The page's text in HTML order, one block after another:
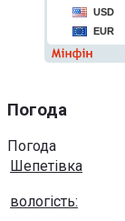
Погода
Погода
Шепетівка
вологість: